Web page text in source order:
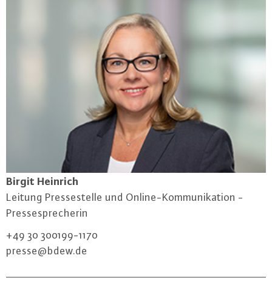
Birgit Heinrich
Leitung Pres­se­stel­le und On­line-Kom­mu­ni­ka­ti­on -
Pres­se­spre­che­rin
+49 30 300199-1170
presse@​bdew.​de